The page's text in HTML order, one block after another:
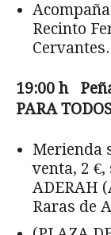
Recinto
Cervantes.
19:00 h Pe
PARA
Merienda
venta, 2
ADERAH
Raras de